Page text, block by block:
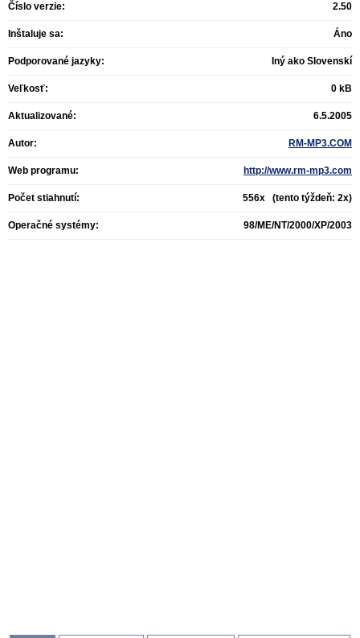
Číslo verzie: 2.50
Inštaluje sa: Áno
Podporované jazyky: Iný ako Slovenskí
Veľkosť: 0 kB
Aktualizované: 6.5.2005
Autor: RM-MP3.COM
Web programu: http://www.rm-mp3.com
Počet stiahnutí: 556x (tento týždeň: 2x)
Operačné systémy: 98/ME/NT/2000/XP/2003